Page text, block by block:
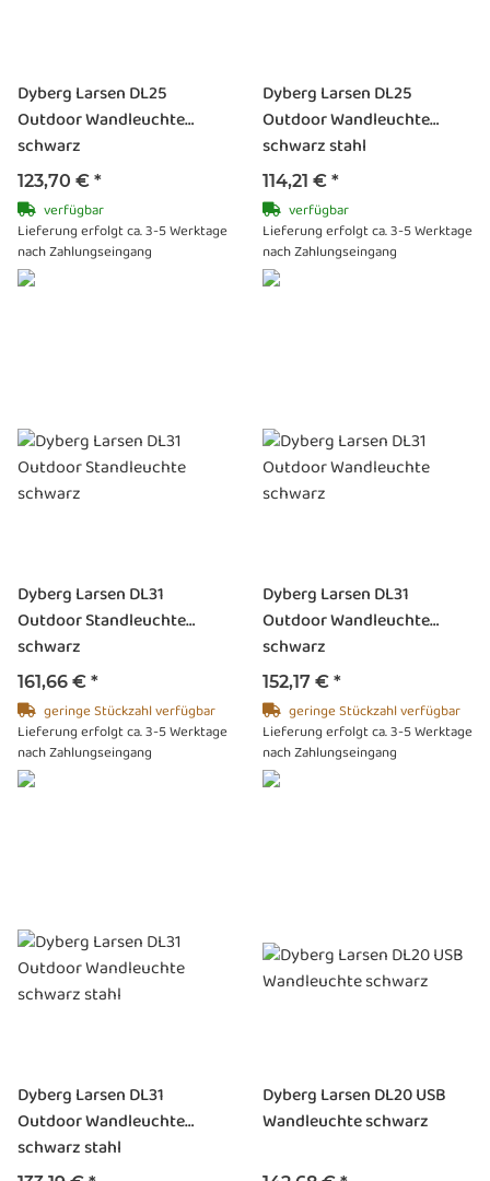
Dyberg Larsen DL25
Outdoor Wandleuchte
schwarz
123,70 € *
verfügbar
Lieferung erfolgt ca. 3-5 Werktage
nach Zahlungseingang
Dyberg Larsen DL25
Outdoor Wandleuchte
schwarz stahl
114,21 € *
verfügbar
Lieferung erfolgt ca. 3-5 Werktage
nach Zahlungseingang
Dyberg Larsen DL31
Outdoor Standleuchte
schwarz
161,66 € *
geringe Stückzahl verfügbar
Lieferung erfolgt ca. 3-5 Werktage
nach Zahlungseingang
Dyberg Larsen DL31
Outdoor Wandleuchte
schwarz
152,17 € *
geringe Stückzahl verfügbar
Lieferung erfolgt ca. 3-5 Werktage
nach Zahlungseingang
Dyberg Larsen DL31
Outdoor Wandleuchte
schwarz stahl
Dyberg Larsen DL20 USB
Wandleuchte schwarz